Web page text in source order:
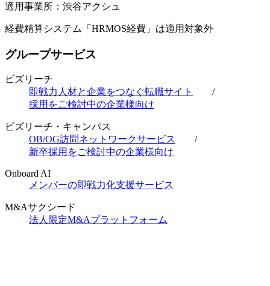
適用事業所：渋谷アクシュ
経費精算システム「HRMOS経費」は適用対象外
グループサービス
ビズリーチ
即戦力人材と企業をつなぐ転職サイト
/
採用をご検討中の企業様向け
ビズリーチ・キャンパス
OB/OG訪問ネットワークサービス
/
新卒採用をご検討中の企業様向け
Onboard AI
メンバーの即戦力化支援サービス
M&Aサクシード
法人限定M&Aプラットフォーム